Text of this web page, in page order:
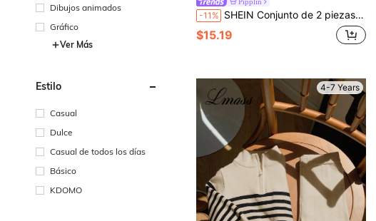
Dibujos animados
Gráfico
Ver Más
Estilo
Casual
Dulce
Casual de todos los días
Básico
KDOMO
-11% SHEIN Conjunto de 2 piezas de suéter de otoño para niños pequeños, ropa casual holgada y suave para invierno, día de la carrera, regreso a la escuela, estilo universitario, ropa para niños para fiestas y deportes
$15.19
4-7 Years